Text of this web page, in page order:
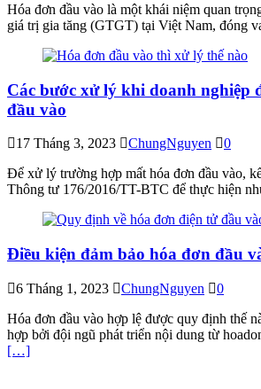
Hóa đơn đầu vào là một khái niệm quan
giá trị gia tăng (GTGT) tại Việt Nam, đóng
Các bước xử lý khi doanh nghiệp
đầu vào
17 Tháng 3, 2023 ChungNguyen
0
Để xử lý trường hợp mất hóa đơn đầu vào,
Thông tư 176/2016/TT-BTC để thực hiện
Điều kiện đảm bảo hóa đơn đầu
6 Tháng 1, 2023 ChungNguyen
0
Hóa đơn đầu vào hợp lệ được quy định thế
hợp bởi đội ngũ phát triển nội dung từ
[…]